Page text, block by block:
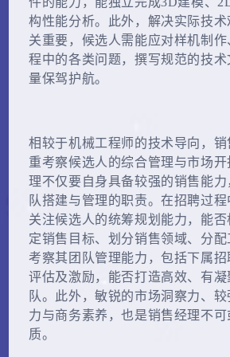
构性能分析。此外，解决实际技
关重要，候选人需能应对样机制
程中的各类问题，撰写规范的技
量保驾护航。
相较于机械工程师的技术导向，销
重考察候选人的综合管理与市场
理不仅要自身具备较强的销售能力
队搭建与管理的职责。在招聘过
关注候选人的统筹规划能力，能否
定销售目标、划分销售领域、分
考察其团队管理能力，包括下属
评估及激励，能否打造高效、有凝
队。此外，敏锐的市场洞察力、
力与商务素养，也是销售经理不
质。